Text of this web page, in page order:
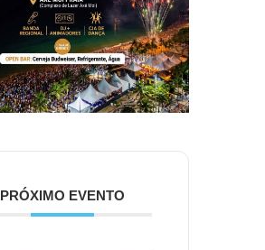
PRÓXIMO EVENTO